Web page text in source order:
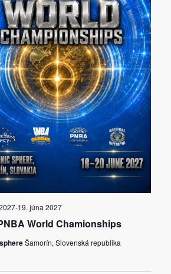
World Chamionships
-19. júna 2027
Šamorín, Slovenská republika